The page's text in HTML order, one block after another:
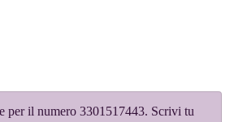
per il numero 3301517443. Scrivi tu